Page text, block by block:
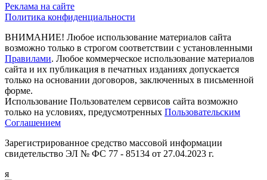
Реклама на сайте
Политика конфиденциальности
ВНИМАНИЕ! Любое использование материалов сайта
возможно только в строгом соответствии с установленными
Правилами. Любое коммерческое использование материалов
сайта и их публикация в печатных изданиях допускается
только на основании договоров, заключенных в письменной
форме.
Использование Пользователем сервисов сайта возможно
только на условиях, предусмотренных Пользовательским
Соглашением
Зарегистрированное средство массовой информации
свидетельство ЭЛ № ФС 77 - 85134 от 27.04.2023 г.
я